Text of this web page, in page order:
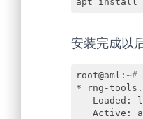
安装完成以
root@aml:~#
* rng-
Loaded:
Active: